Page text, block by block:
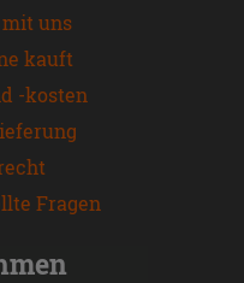
uns
kauft
-kosten
Fragen